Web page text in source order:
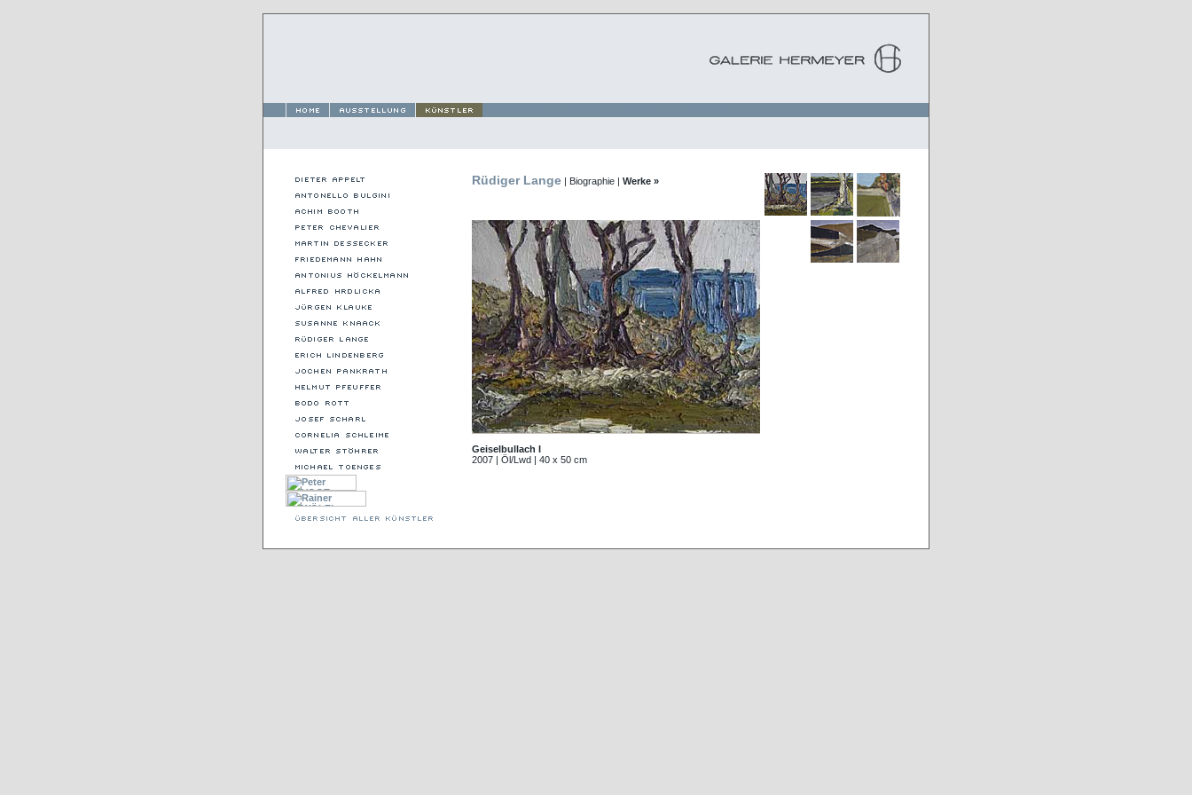
Rüdiger Lange | Biographie | Werke »
Geiselbullach I
2007 | Öl/Lwd | 40 x 50 cm